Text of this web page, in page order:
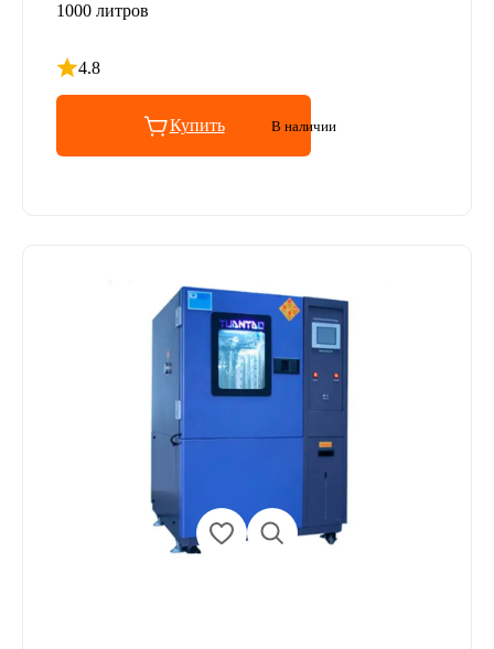
1000 литров
4.8
Рейтинг 4.8 из 5
Купить В наличии